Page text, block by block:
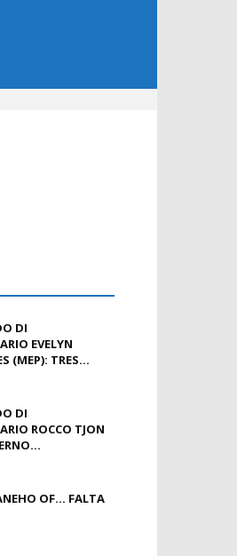
DI
EVELYN
(MEP): TRES...
DI
ROCCO TJON
OF… FALTA